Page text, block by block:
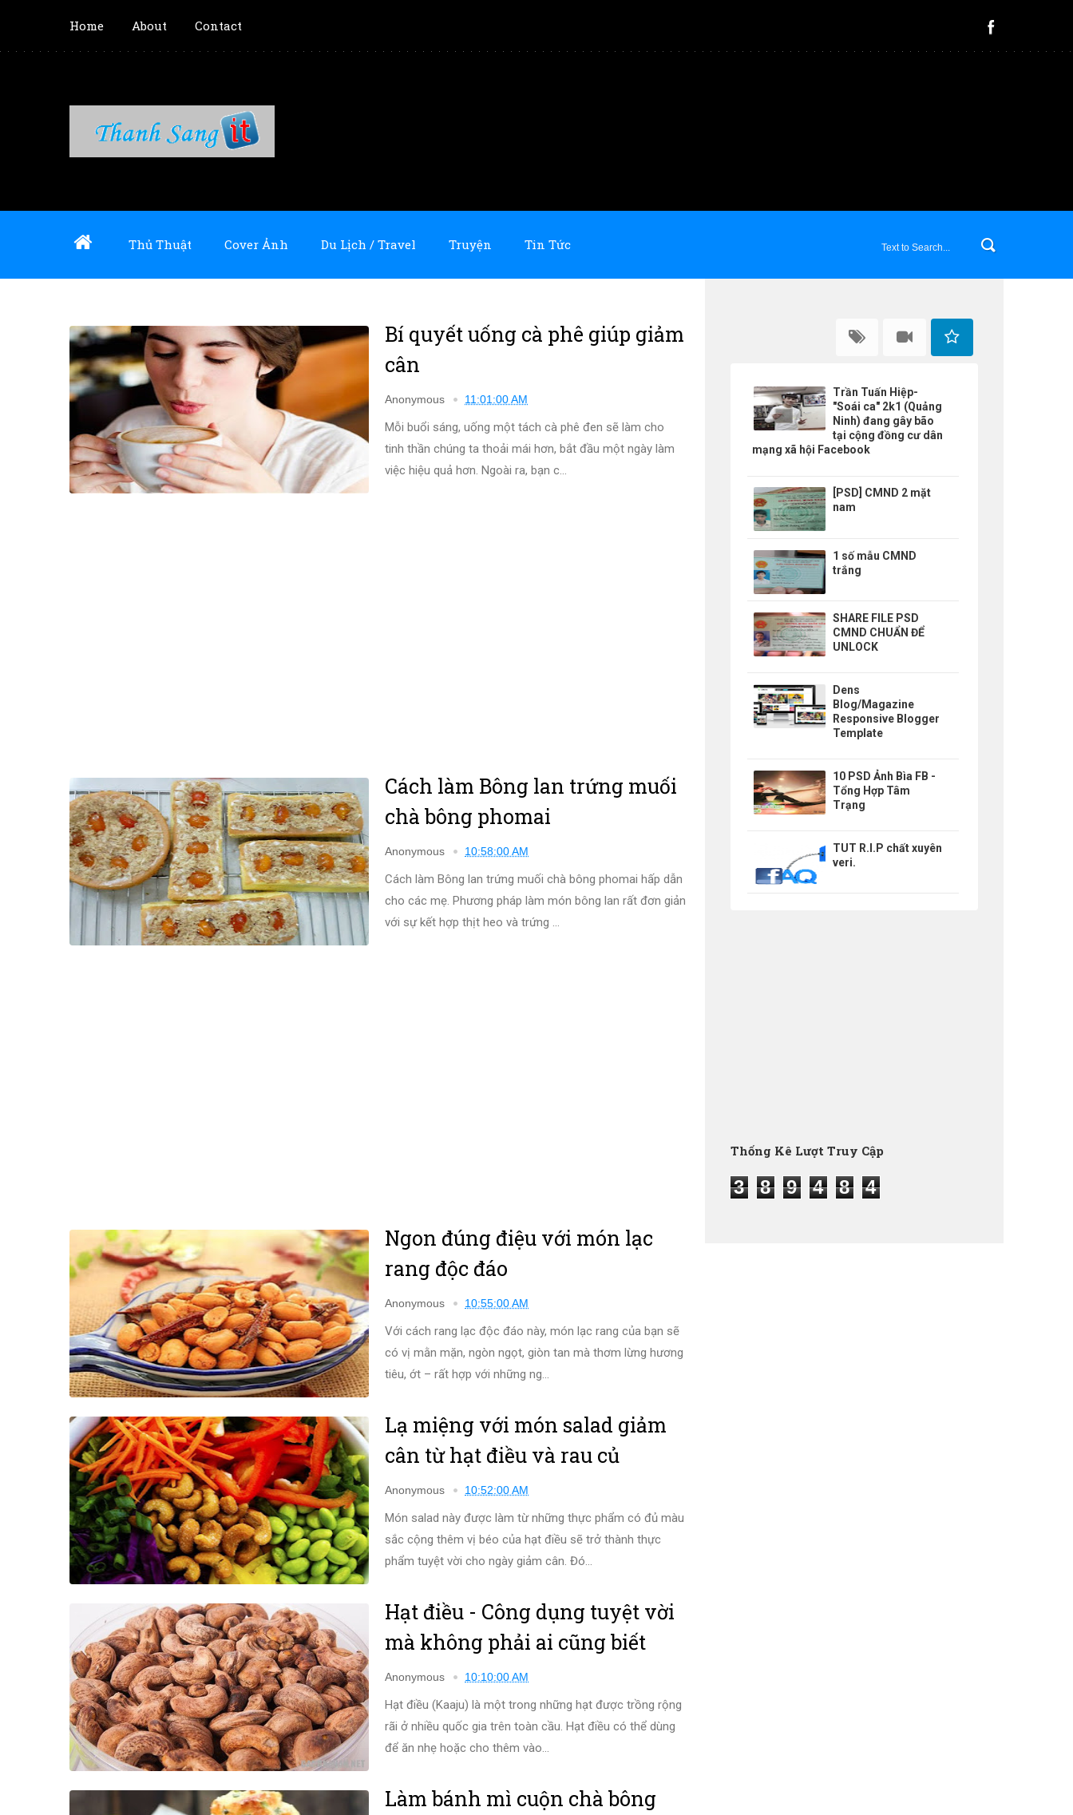
Home About Contact
Thủ Thuật Cover Ảnh Du Lịch / Travel Truyện Tin Tức
Bí quyết uống cà phê giúp giảm
cân
Anonymous 11:01:00 AM
Mỗi buổi sáng, uống một tách cà phê đen sẽ làm cho
tinh thần chúng ta thoải mái hơn, bắt đầu một ngày làm
việc hiệu quả hơn. Ngoài ra, bạn c...
Cách làm Bông lan trứng muối
chà bông phomai
Anonymous 10:58:00 AM
Cách làm Bông lan trứng muối chà bông phomai hấp dẫn
cho các mẹ. Phương pháp làm món bông lan rất đơn giản
với sự kết hợp thịt heo và trứng ...
Ngon đúng điệu với món lạc
rang độc đáo
Anonymous 10:55:00 AM
Với cách rang lạc độc đáo này, món lạc rang của bạn sẽ
có vị mằn mặn, ngòn ngọt, giòn tan mà thơm lừng hương
tiêu, ớt – rất hợp với những ng...
Lạ miệng với món salad giảm
cân từ hạt điều và rau củ
Anonymous 10:52:00 AM
Món salad này được làm từ những thực phẩm có đủ màu
sắc cộng thêm vị béo của hạt điều sẽ trở thành thực
phẩm tuyệt vời cho ngày giảm cân. Đó...
Hạt điều - Công dụng tuyệt vời
mà không phải ai cũng biết
Anonymous 10:10:00 AM
Hạt điều (Kaaju) là một trong những hạt được trồng rộng
rãi ở nhiều quốc gia trên toàn cầu. Hạt điều có thể dùng
để ăn nhẹ hoặc cho thêm vào...
Làm bánh mì cuộn chà bông
Trần Tuấn Hiệp-
"Soái ca" 2k1 (Quảng
Ninh) đang gây bão
tại cộng đồng cư dân
mạng xã hội Facebook
[PSD] CMND 2 mặt
nam
1 số mẫu CMND
trắng
SHARE FILE PSD
CMND CHUẨN ĐỂ
UNLOCK
Dens
Blog/Magazine
Responsive Blogger
Template
10 PSD Ảnh Bìa FB -
Tổng Hợp Tâm
Trạng
TUT R.I.P chất xuyên
veri.
Thống Kê Lượt Truy Cập
3 8 9 4 8 4